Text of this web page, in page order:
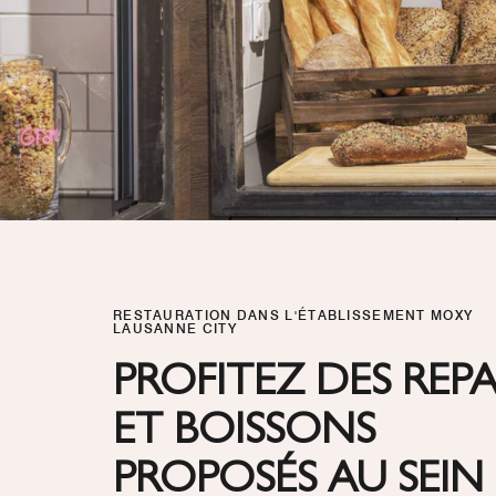
RESTAURATION DANS L'ÉTABLISSEMENT MOXY
LAUSANNE CITY
PROFITEZ DES
ET BOISSONS
PROPOSÉS AU SEIN